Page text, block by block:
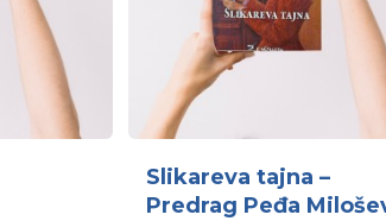
Slikareva tajna –
Predrag Peđa